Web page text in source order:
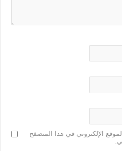
الإلكتروني في هذا المتصفح